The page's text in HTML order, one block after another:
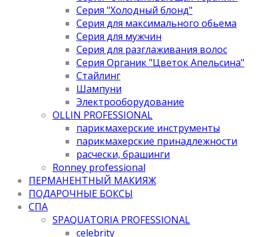
Серия "Холодный блонд"
Серия для максимального обьема
Серия для мужчин
Серия для разглаживания волос
Серия Органик "Цветок Апельсина"
Стайлинг
Шампуни
Электрооборудование
OLLIN PROFESSIONAL
парикмахерские инструменты
парикмахерские принадлежности
расчески, брашинги
Ronney professional
ПЕРМАНЕНТНЫЙ МАКИЯЖ
ПОДАРОЧНЫЕ БОКСЫ
СПА
SPAQUATORIA PROFESSIONAL
celebrity